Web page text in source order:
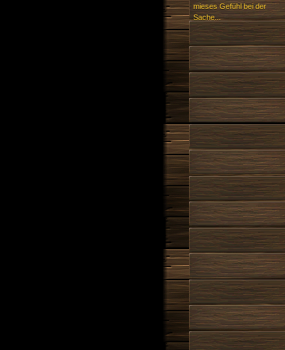
mieses Gefühl bei der
Sache...